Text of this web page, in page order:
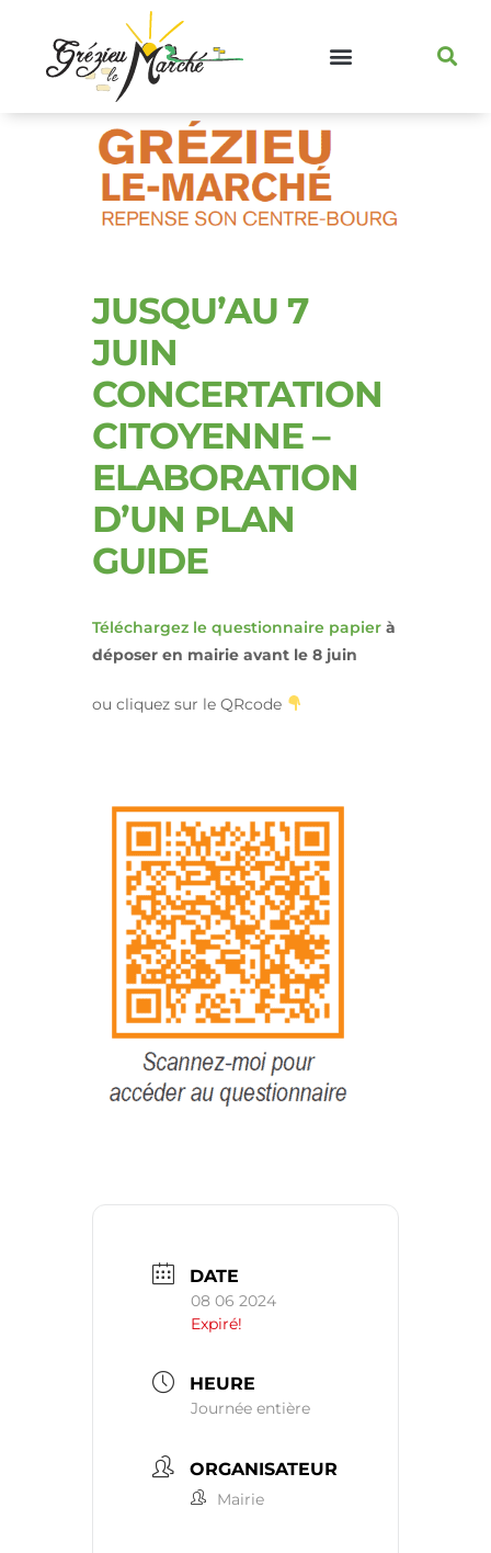
JUSQU’AU 7
JUIN
CONCERTATION
CITOYENNE –
ELABORATION
D’UN PLAN
GUIDE
Téléchargez le questionnaire papier à
déposer en mairie avant le 8 juin
ou cliquez sur le QRcode
DATE
08 06 2024
Expiré!
HEURE
Journée entière
ORGANISATEUR
Mairie